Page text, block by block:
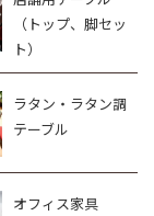
（トップ、脚セッ
ト）
ラタン・ラタン調
テーブル
オフィス家具